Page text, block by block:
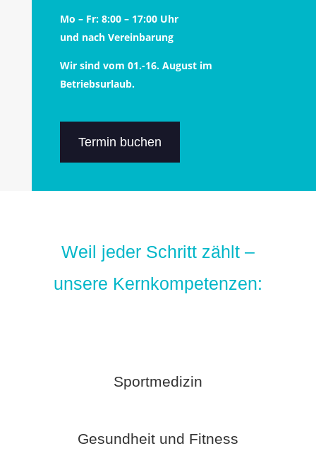
Mo – Fr: 8:00 – 17:00 Uhr
und nach Vereinbarung
Wir sind vom 01.-16. August im
Betriebsurlaub.
Termin buchen
Weil jeder Schritt zählt –
unsere Kernkompetenzen:
Sportmedizin
Gesundheit und Fitness